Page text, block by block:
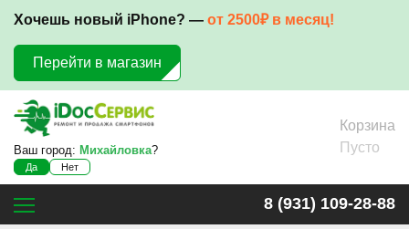
Хочешь новый iPhone? — от 2500₽ в месяц!
Перейти в магазин
Ваш город: Михайловка?
Да Нет
Корзина
Пусто
8 (931) 109-28-88